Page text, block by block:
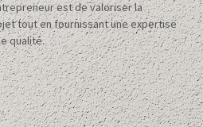
est de valoriser la
tout en fournissant une expertise
qualité.